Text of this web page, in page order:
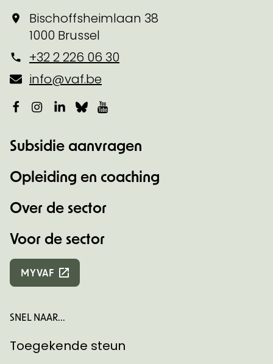
Bischoffsheimlaan 38
1000 Brussel
+32 2 226 06 30
info@vaf.be
Facebook
Instagram
LinkedIn
Bluesky
Subsidie aanvragen
Opleiding en coaching
Over de sector
Voor de sector
MYVAF
SNEL NAAR...
Toegekende steun